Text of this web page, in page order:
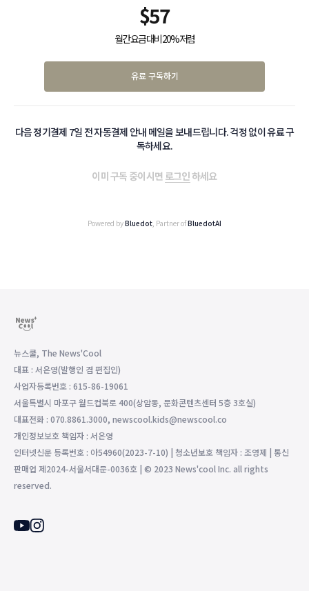
$57
월간 요금 대비 20% 저렴
유료 구독하기
다음 정기결제 7일 전 자동결제 안내 메일을 보내드립니다. 걱정 없이 유료 구
독하세요.
이미 구독 중이시면 로그인하세요
Powered byBluedot , Partner ofBluedotAI
뉴스쿨, The News'Cool
대표 : 서은영(발행인 겸 편집인)
사업자등록번호 : 615-86-19061
서울특별시 마포구 월드컵북로 400(상암동, 문화콘텐츠센터 5층 3호실)
대표전화 : 070.8861.3000, newscool.kids@newscool.co
개인정보보호 책임자 : 서은영
인터넷신문 등록번호 : 아54960(2023-7-10) | 청소년보호 책임자 : 조영제 | 통신
판매업 제2024-서울서대문-0036호 | © 2023 News'cool Inc. all rights
reserved.